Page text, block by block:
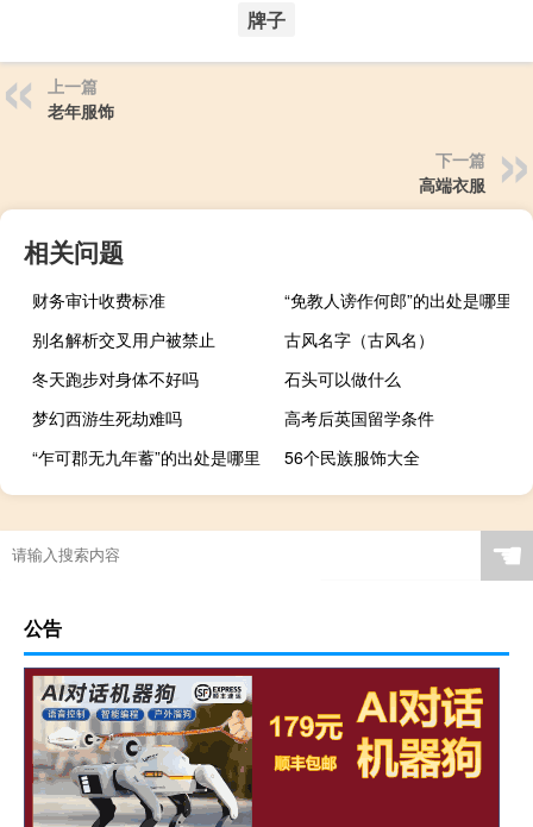
牌子
上一篇
老年服饰
下一篇
高端衣服
相关问题
财务审计收费标准
“免教人谤作何郎”的出处是哪里
别名解析交叉用户被禁止
古风名字（古风名）
冬天跑步对身体不好吗
石头可以做什么
梦幻西游生死劫难吗
高考后英国留学条件
“乍可郡无九年蓄”的出处是哪里
56个民族服饰大全
☚
公告